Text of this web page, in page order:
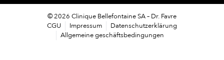
© 2026 Clinique Bellefontaine SA – Dr. Favre
CGU
Impressum
Datenschutzerklärung
Allgemeine geschäftsbedingungen